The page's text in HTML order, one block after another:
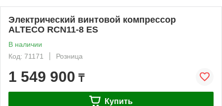
Электрический винтовой компрессор
ALTECO RCN11-8 ES
В наличии
Код: 71171
Розница
1 549 900 ₸
Купить